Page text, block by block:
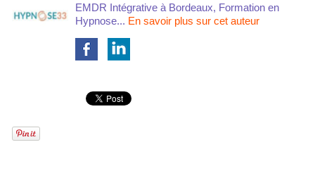
EMDR Intégrative à Bordeaux, Formation en
Hypnose... En savoir plus sur cet auteur